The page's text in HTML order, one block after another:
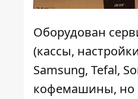
Оборудован
(кассы,
Samsung, Tefal,
кофемашины, но